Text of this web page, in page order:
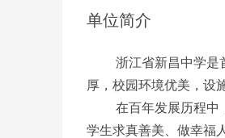
单位简介
浙江省新昌中学是
厚，校园环境优美，设
在百年发展历程中
学生求真善美、做幸福